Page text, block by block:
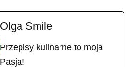
Olga Smile
Przepisy kulinarne to moja
Pasja!